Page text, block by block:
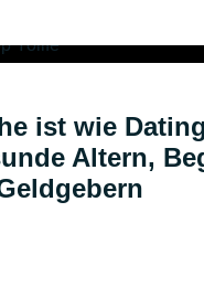
ist wie
Altern,